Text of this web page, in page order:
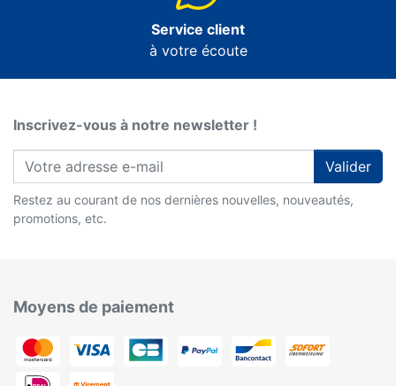
Service client
à votre écoute
Inscrivez-vous à notre newsletter !
Valider
Restez au courant de nos dernières nouvelles, nouveautés,
promotions, etc.
Moyens de paiement